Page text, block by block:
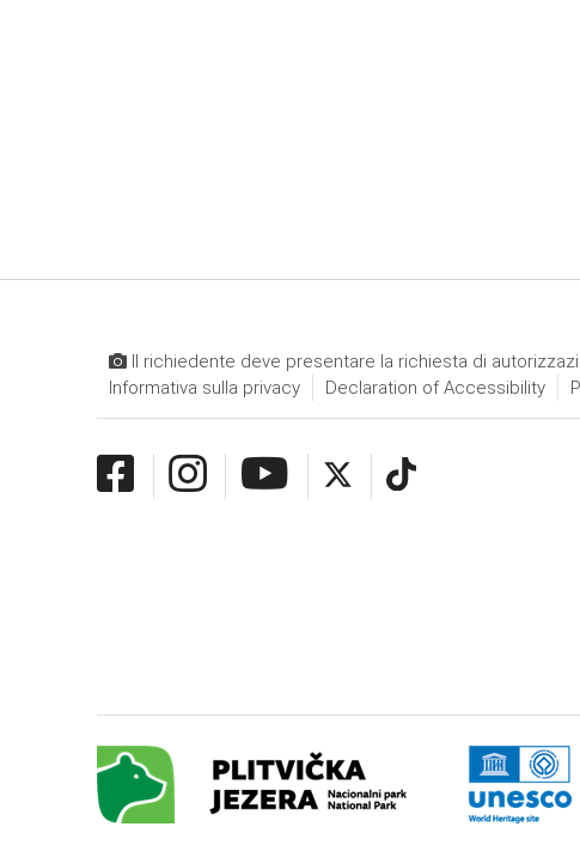
Il richiedente deve presentare la richiesta di
Informativa sulla privacy
Declaration of Accessibility